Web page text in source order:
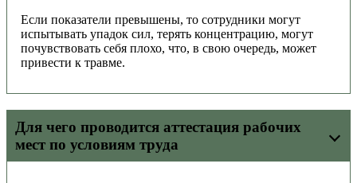
Если показатели превышены, то сотрудники могут
испытывать упадок сил, терять концентрацию, могут
почувствовать себя плохо, что, в свою очередь, может
привести к травме.
Для чего проводится аттестация рабочих
мест по условиям труда